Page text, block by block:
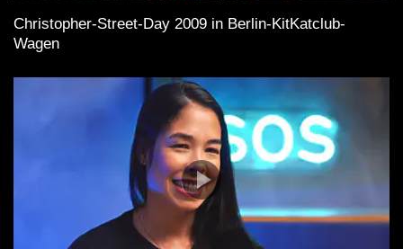
Christopher-Street-Day 2009 in Berlin-KitKatclub-
Wagen